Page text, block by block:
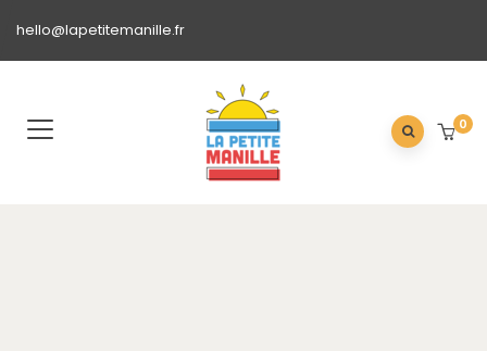
hello@lapetitemanille.fr
0